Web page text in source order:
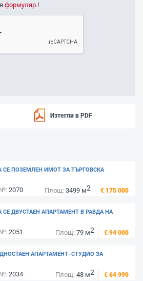
формуляр.!
Изтегли в PDF
СЕ ПОЗЕМЛЕН ИМОТ ЗА ТЪРГОВСКА
В РАВДА, ЛИЦЕ НА АСФАЛТОВ ПЪТ
2070 Площ: 3499 м2 € 175 000
СЕ ДВУСТАЕН АПАРТАМЕНТ В РАВДА НА
МОРЕ - КОМПЛЕКС РИВИЕРА ФОРТ
2051 Площ: 79 м2 € 94 000
АПАРТАМЕНТ- СТУДИО ЗА
В РАВДА, 300 М. ОТ ЮЖНИЯ ПЛАЖ
2034 Площ: 48 м2 € 64 990